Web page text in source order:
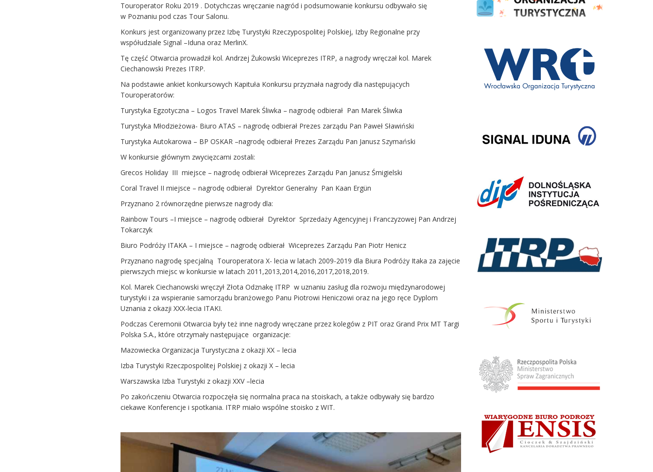
Touroperator Roku 2019 . Dotychczas wręczanie nagród i podsumowanie konkursu odbywało się
w Poznaniu pod czas Tour Salonu.
Konkurs jest organizowany przez Izbę Turystyki Rzeczypospolitej Polskiej, Izby Regionalne przy
współudziale Signal –Iduna oraz MerlinX.
Tę część Otwarcia prowadził kol. Andrzej Żukowski Wiceprezes ITRP, a nagrody wręczał kol. Marek
Ciechanowski Prezes ITRP.
Na podstawie ankiet konkursowych Kapituła Konkursu przyznała nagrody dla następujących
Touroperatorów:
Turystyka Egzotyczna – Logos Travel Marek Śliwka – nagrodę odbierał Pan Marek Śliwka
Turystyka Młodzieżowa- Biuro ATAS – nagrodę odbierał Prezes zarządu Pan Paweł Sławiński
Turystyka Autokarowa – BP OSKAR –nagrodę odbierał Prezes Zarządu Pan Janusz Szymański
W konkursie głównym zwycięzcami zostali:
Grecos Holiday III miejsce – nagrodę odbierał Wiceprezes Zarządu Pan Janusz Śmigielski
Coral Travel II miejsce – nagrodę odbierał Dyrektor Generalny Pan Kaan Ergün
Przyznano 2 równorzędne pierwsze nagrody dla:
Rainbow Tours –I miejsce – nagrodę odbierał Dyrektor Sprzedaży Agencyjnej i Franczyzowej Pan Andrzej
Tokarczyk
Biuro Podróży ITAKA – I miejsce – nagrodę odbierał Wiceprezes Zarządu Pan Piotr Henicz
Przyznano nagrodę specjalną Touroperatora X- lecia w latach 2009-2019 dla Biura Podróży Itaka za zajęcie
pierwszych miejsc w konkursie w latach 2011,2013,2014,2016,2017,2018,2019.
Kol. Marek Ciechanowski wręczył Złota Odznakę ITRP w uznaniu zasług dla rozwoju międzynarodowej
turystyki i za wspieranie samorządu branżowego Panu Piotrowi Heniczowi oraz na jego ręce Dyplom
Uznania z okazji XXX-lecia ITAKI.
Podczas Ceremonii Otwarcia były też inne nagrody wręczane przez kolegów z PIT oraz Grand Prix MT Targi
Polska S.A., które otrzymały następujące organizacje:
Mazowiecka Organizacja Turystyczna z okazji XX – lecia
Izba Turystyki Rzeczpospolitej Polskiej z okazji X – lecia
Warszawska Izba Turystyki z okazji XXV –lecia
Po zakończeniu Otwarcia rozpoczęła się normalna praca na stoiskach, a także odbywały się bardzo
ciekawe Konferencje i spotkania. ITRP miało wspólne stoisko z WIT.